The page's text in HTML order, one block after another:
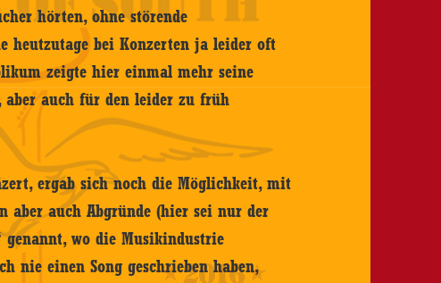
hörten, ohne störende
heutzutage bei Konzerten ja leider oft
zeigte hier einmal mehr seine
aber auch für den leider zu früh
ergab sich noch die Möglichkeit, mit
aber auch Abgründe (hier sei nur der
genannt, wo die Musikindustrie
nie einen Song geschrieben haben,